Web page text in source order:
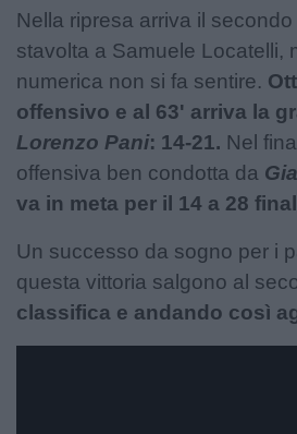
Nella ripresa arriva il
stavolta a Samuele Locatelli,
numerica non si fa sentire.
offensivo e al 63' arriva la
Lorenzo Pani: 14-21. Nel
offensiva ben condotta da
va in meta per il 14 a 28
Un successo da sogno per i
questa vittoria salgono al
classifica e andando così